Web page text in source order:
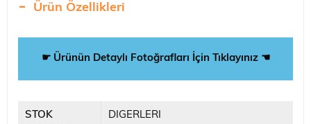
Ürün Özellikleri
☛ Ürünün Detaylı Fotoğrafları İçin Tıklayınız ☚
STOK
DIGERLERI